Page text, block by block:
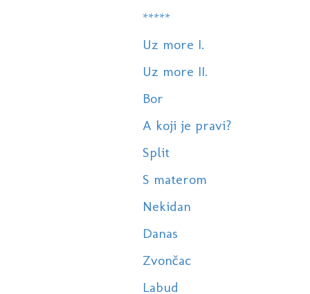
*****
Uz more I.
Uz more II.
Bor
A koji je pravi?
Split
S materom
Nekidan
Danas
Zvončac
Labud